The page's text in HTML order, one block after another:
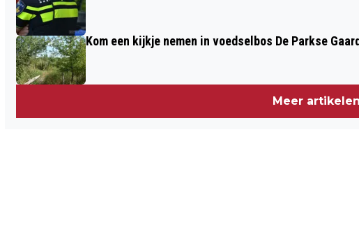
Kom een kijkje nemen in voedselbos De Parkse
Meer artikelen